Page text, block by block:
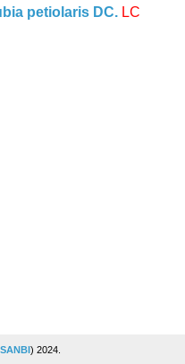
petiolaris DC. LC
SANBI) 2024.